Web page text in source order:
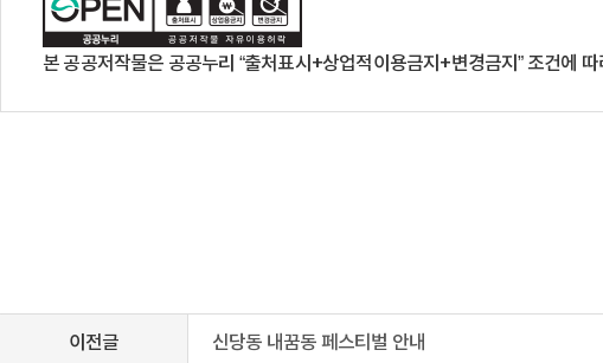
본 공공저작물은 공공누리 “출처표시+상업적이용금지+변경금지” 조건에
이전글 신당동 내꿈동 페스티벌 안내